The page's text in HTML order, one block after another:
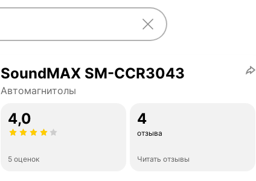
SoundMAX SM-CCR3043
Автомагнитолы
4,0
5 оценок
4
отзыва
Читать отзывы